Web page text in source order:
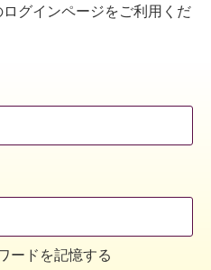
グインページをご利用くだ
ードを記憶する